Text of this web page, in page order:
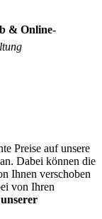
& Online-
Preise auf unsere
Dabei können die
Ihnen verschoben
von Ihren